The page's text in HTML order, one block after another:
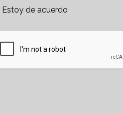
Estoy de acuerdo